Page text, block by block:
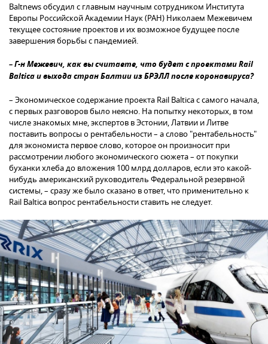
Baltnews обсудил с главным научным сотрудником Института
Европы Российской Академии Наук (РАН) Николаем Межевичем
текущее состояние проектов и их возможное будущее после
завершения борьбы с пандемией.
– Г-н Межевич, как вы считаете, что будет с проектами Rail
Baltica и выхода стран Балтии из БРЭЛЛ после коронавируса?
– Экономическое содержание проекта Rail Baltica с самого начала,
с первых разговоров было неясно. На попытку некоторых, в том
числе знакомых мне, экспертов в Эстонии, Латвии и Литве
поставить вопросы о рентабельности – а слово "рентабельность"
для экономиста первое слово, которое он произносит при
рассмотрении любого экономического сюжета – от покупки
буханки хлеба до вложения 100 млрд долларов, если это какой-
нибудь американский руководитель Федеральной резервной
системы, – сразу же было сказано в ответ, что применительно к
Rail Baltica вопрос рентабельности ставить не следует.